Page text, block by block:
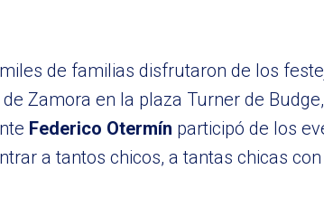
de familias disfrutaron de los
Zamora en la plaza Turner de
Federico Otermín participó de los
a tantos chicos, a tantas chicas